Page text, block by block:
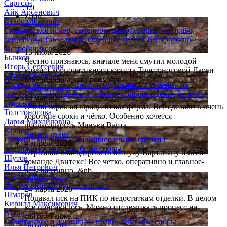
Саргсян
Айк Арсенович
Старший юрист
Гражданское право, семейное право, жилищное право,
сопровождение сделок, судебные споры, банкротство
застройщиков
Бычков
Игорь Сергеевич
Старший юрист
Гражданское право, интеллектуальная собственность,
сопровождение сделок, правовое сопровождение бизнеса,
судебные споры
Толстоногова
Дарья Михайловна
Юрист
Гражданское право, жилищное право, сделки с
недвижимостью, судебные споры
Шутов
Илья Петрович
Старший юрист
Спортивное и трудовое право
Шмаров
Кирилл Максимович
Юрист
Гражданское и жилищное право, судебные споры
5.0
Zoon
9 отзывов
5.0
13 июля 2026
Честно признаюсь, вначале меня смутил молодой
возраст корпоративного юриста Толстоноговой Дарьи
Михайловны, которому пре...
Читать далее....
19 мая 2026
Очень хорошая юридическая фирма. Всё сделали в очень
короткие сроки и чётко. Особенно хочется
поблагодарить Манука Варта...
Читать далее....
4 апреля 2026
Огромная благодарность Мануку Вартаняну и всей
команде Двитекс! Все четко, оперативно и главное-
результативно. &nb...
Читать далее....
24 марта 2026
Подавал иск на ПИК по недостаткам отделки. В целом
все понравилось. Можно отслеживать процесс на
сайте. Также...